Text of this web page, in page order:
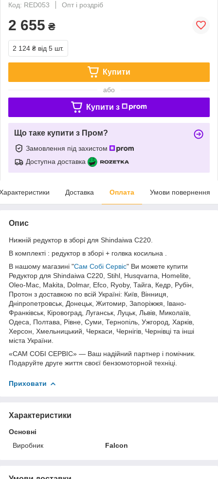
Код: RED053
Опт і роздріб
2 655 ₴
2 124 ₴ від 5 шт.
Купити
або
Купити з
Що таке купити з Пром?
Замовлення під захистом
Доступна доставка
Доставка Оплата Умови повернення
Опис
Нижній редуктор в зборі для Shindaiwa C220.
В комплекті : редуктор в зборі + голвка косильна .
В нашому магазині "Сам Собі Сервіс" Ви можете купити
Редуктор для Shindaiwa C220, Stihl, Husqvarna, Homelite,
Oleo-Mac, Makita, Dolmar, Efco, Ryoby, Тайга, Кедр, Рубін,
Протон з доставкою по всій Україні: Київ, Вінниця,
Дніпропетровськ, Донецьк, Житомир, Запоріжжя, Івано-
Франківськ, Кіровоград, Луганськ, Луцьк, Львів, Миколаїв,
Одеса, Полтава, Рівне, Суми, Тернопіль, Ужгород, Харків,
Херсон, Хмельницький, Черкаси, Чернігів, Чернівці та інші
міста України.
«САМ СОБІ СЕРВІС» — Ваш надійний партнер і помічник.
Подаруйте друге життя своєї бензомоторной техніці.
Приховати
Характеристики
Основні
Виробник
Falcon